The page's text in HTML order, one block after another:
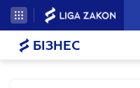
БІЗНЕС